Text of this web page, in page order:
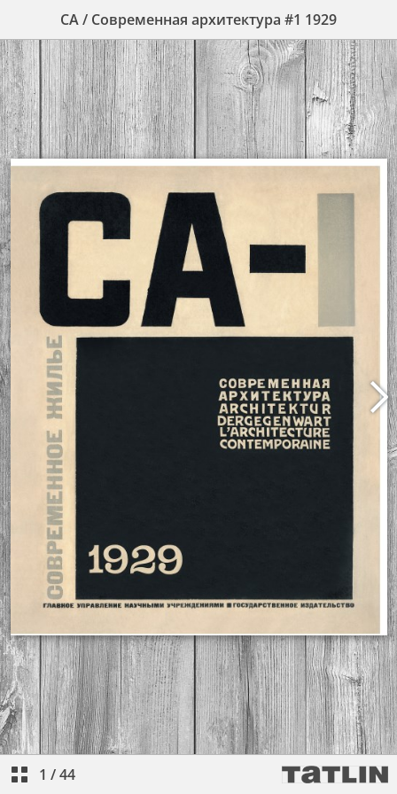
СА / Современная архитектура #1 1929
1 /44